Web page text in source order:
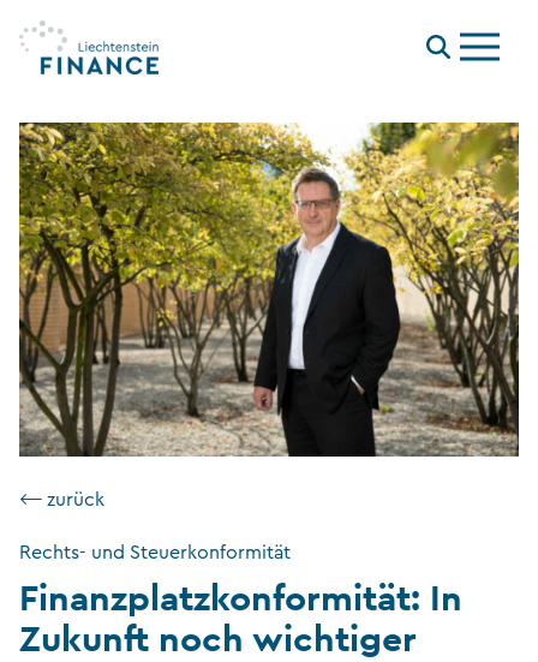
Menu
⟵ zurück
Rechts- und Steuerkonformität
Finanzplatzkonformität: In
Zukunft noch wichtiger